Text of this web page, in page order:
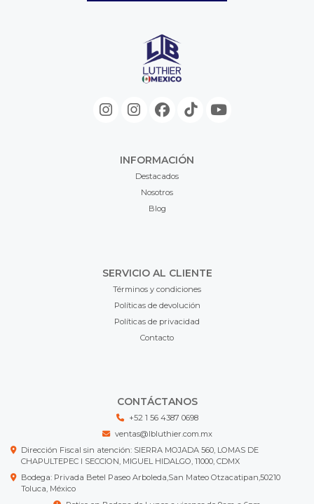
INFORMACIÓN
Destacados
Nosotros
Blog
SERVICIO AL CLIENTE
Términos y condiciones
Políticas de devolución
Políticas de privacidad
Contacto
CONTÁCTANOS
+52 1 56 4387 0698
ventas@lbluthier.com.mx
Dirección Fiscal sin atención: SIERRA MOJADA 560, LOMAS DE
CHAPULTEPEC I SECCION, MIGUEL HIDALGO, 11000, CDMX
Bodega: Privada Betel Paseo Arboleda,San Mateo Otzacatipan,50210
Toluca, México